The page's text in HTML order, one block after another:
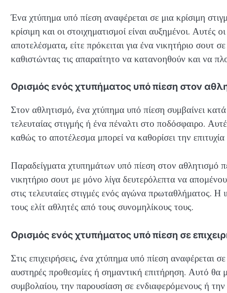
Ένα χτύπημα υπό πίεση αναφέρεται σε μια κρίσιμη
κρίσιμη και οι στοιχηματισμοί είναι αυξημένοι.
αποτελέσματα, είτε πρόκειται για ένα νικητήριο σουτ
καθιστώντας τις απαραίτητο να κατανοηθούν και να
Ορισμός ενός χτυπήματος υπό πίεση στον
Στον αθλητισμό, ένα χτύπημα υπό πίεση συμβαίνει
τελευταίας στιγμής ή ένα πέναλτι στο ποδόσφαιρο.
καθώς το αποτέλεσμα μπορεί να καθορίσει την
Παραδείγματα χτυπημάτων υπό πίεση στον αθλητισμό
νικητήριο σουτ με μόνο λίγα δευτερόλεπτα να
στις τελευταίες στιγμές ενός αγώνα πρωταθλήματος. Η
τους ελίτ αθλητές από τους συνομηλίκους τους.
Ορισμός ενός χτυπήματος υπό πίεση σε
Στις επιχειρήσεις, ένα χτύπημα υπό πίεση αναφέρεται
αυστηρές προθεσμίες ή σημαντική επιτήρηση. Αυτό
συμβολαίου, την παρουσίαση σε ενδιαφερόμενους ή